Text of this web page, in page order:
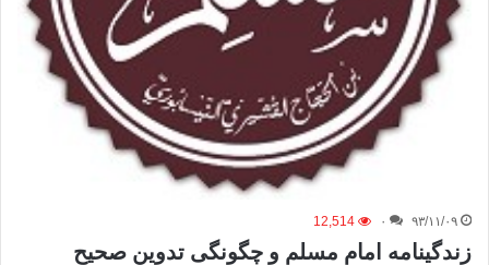
۹۳/۱۱/۰۹ ۰ 12,514
زندگینامه امام مسلم و چگونگی تدوین صحیح